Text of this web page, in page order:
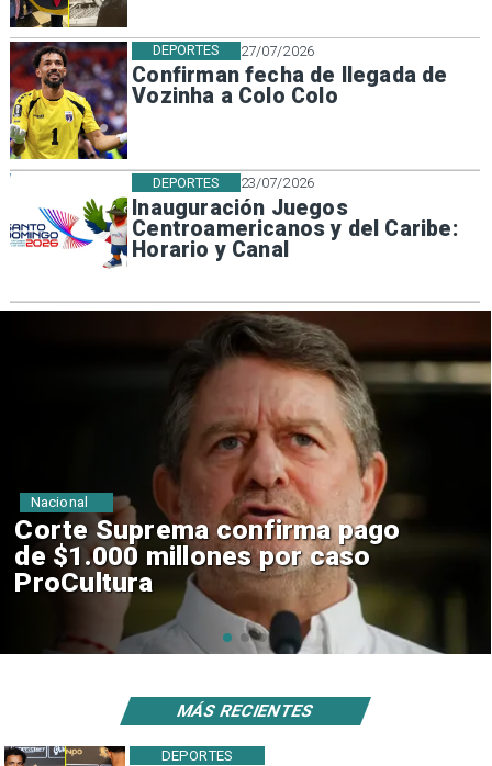
27/07/2026
Confirman fecha de llegada de
Vozinha a Colo Colo
DEPORTES
23/07/2026
Inauguración Juegos
Centroamericanos y del Caribe:
Horario y Canal
DEPORTES
Codelco suspende
construcción de Andes Norte
en El Teniente por riesgos
sísmicos
Nacional
DEPORTES
MÁS RECIENTES